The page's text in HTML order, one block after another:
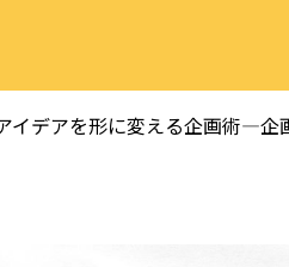
イデアを形に変える企画術―企